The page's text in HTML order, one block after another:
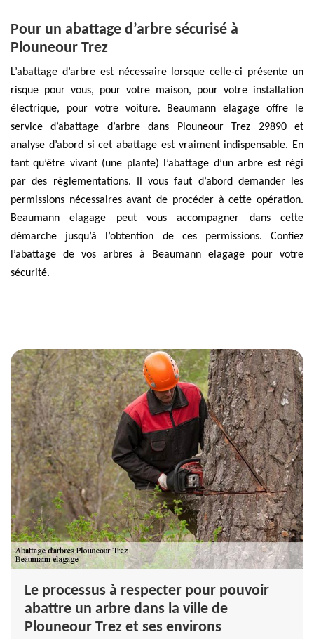
Pour un abattage d’arbre sécurisé à
Plouneour Trez
L’abattage d’arbre est nécessaire lorsque celle-ci présente un
risque pour vous, pour votre maison, pour votre installation
électrique, pour votre voiture. Beaumann elagage offre le
service d’abattage d’arbre dans Plouneour Trez 29890 et
analyse d’abord si cet abattage est vraiment indispensable. En
tant qu’être vivant (une plante) l’abattage d’un arbre est régi
par des règlementations. Il vous faut d’abord demander les
permissions nécessaires avant de procéder à cette opération.
Beaumann elagage peut vous accompagner dans cette
démarche jusqu’à l’obtention de ces permissions. Confiez
l’abattage de vos arbres à Beaumann elagage pour votre
sécurité.
Le processus à respecter pour pouvoir
abattre un arbre dans la ville de
Plouneour Trez et ses environs